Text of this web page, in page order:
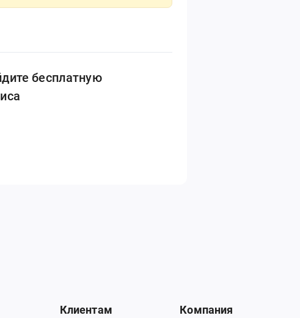
бесплатную
Клиентам Компания